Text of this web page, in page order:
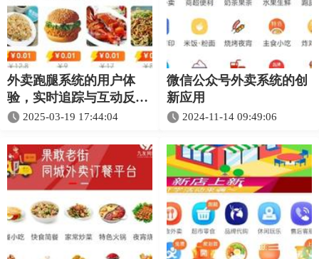
外卖跑腿系统的用户体
验，实时追踪与互动反馈
的功能
2025-03-19 17:44:04
微信公众号外卖系统的创
新应用
2024-11-14 09:49:06